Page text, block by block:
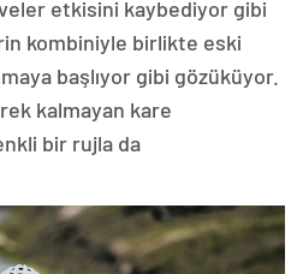
etkisini kaybediyor gibi
kombiniyle birlikte eski
başlıyor gibi gözüküyor.
kalmayan kare
bir rujla da